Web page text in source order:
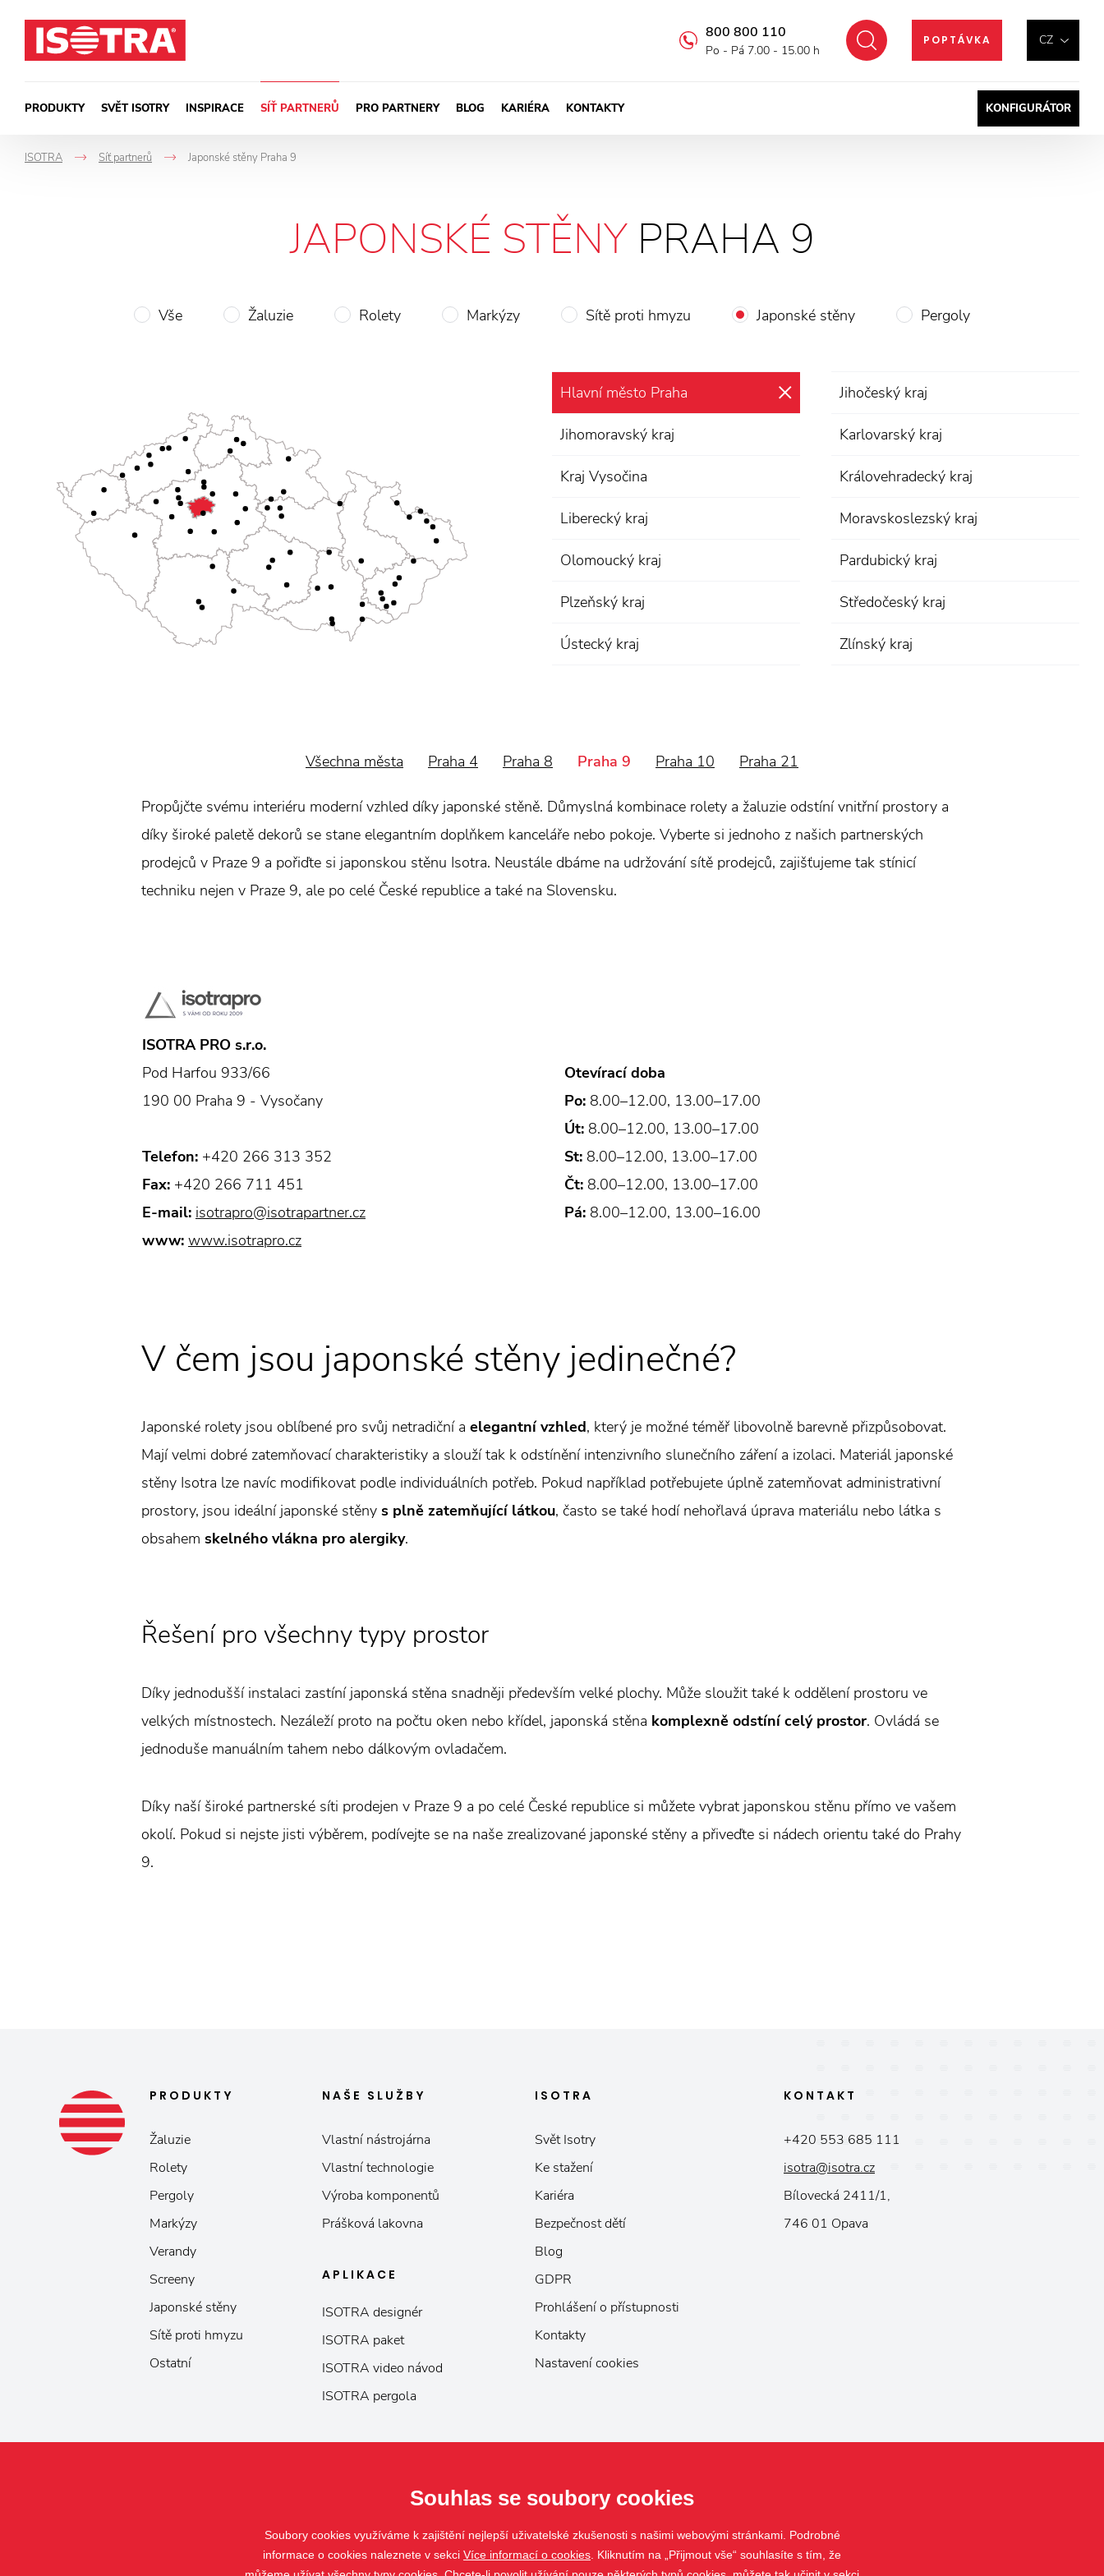
CZ
POPTÁVKA
Hledat
800 800 110
Po - Pá 7.00 - 15.00 h
PRODUKTY SVĚT ISOTRY INSPIRACE SÍŤ PARTNERŮ PRO PARTNERY BLOG KARIÉRA KONTAKTY KONFIGURÁTOR
ISOTRA
->
Síť partnerů
->
Japonské stěny Praha 9
JAPONSKÉ STĚNYPRAHA 9
Vše Žaluzie Rolety Markýzy Sítě proti hmyzu Japonské stěny Pergoly
Hlavní město Praha zrušit výběr
Jihočeský kraj
Jihomoravský kraj Karlovarský kraj
Kraj Vysočina Královehradecký kraj
Liberecký kraj Moravskoslezský kraj
Olomoucký kraj Pardubický kraj
Plzeňský kraj Středočeský kraj
Ústecký kraj Zlínský kraj
Všechna města Praha 4 Praha 8 Praha 9 Praha 10 Praha 21
Propůjčte svému interiéru moderní vzhled díky japonské stěně. Důmyslná kombinace rolety a žaluzie odstíní vnitřní prostory a
díky široké paletě dekorů se stane elegantním doplňkem kanceláře nebo pokoje. Vyberte si jednoho z našich partnerských
prodejců v Praze 9 a pořiďte si japonskou stěnu Isotra. Neustále dbáme na udržování sítě prodejců, zajišťujeme tak stínicí
techniku nejen v Praze 9, ale po celé České republice a také na Slovensku.
ISOTRA PRO s.r.o.
Pod Harfou 933/66
190 00 Praha 9 - Vysočany
Telefon: +420 266 313 352
Fax: +420 266 711 451
E-mail: isotrapro@isotrapartner.cz
www: www.isotrapro.cz
Otevírací doba
Po: 8.00–12.00, 13.00–17.00
Út: 8.00–12.00, 13.00–17.00
St: 8.00–12.00, 13.00–17.00
Čt: 8.00–12.00, 13.00–17.00
Pá: 8.00–12.00, 13.00–16.00
V čem jsou japonské stěny jedinečné?
Japonské rolety jsou oblíbené pro svůj netradiční a elegantní vzhled, který je možné téměř libovolně barevně přizpůsobovat.
Mají velmi dobré zatemňovací charakteristiky a slouží tak k odstínění intenzivního slunečního záření a izolaci. Materiál japonské
stěny Isotra lze navíc modifikovat podle individuálních potřeb. Pokud například potřebujete úplně zatemňovat administrativní
prostory, jsou ideální japonské stěny s plně zatemňující látkou, často se také hodí nehořlavá úprava materiálu nebo látka s
obsahem skelného vlákna pro alergiky.
Řešení pro všechny typy prostor
Díky jednodušší instalaci zastíní japonská stěna snadněji především velké plochy. Může sloužit také k oddělení prostoru ve
velkých místnostech. Nezáleží proto na počtu oken nebo křídel, japonská stěna komplexně odstíní celý prostor. Ovládá se
jednoduše manuálním tahem nebo dálkovým ovladačem.
Díky naší široké partnerské síti prodejen v Praze 9 a po celé České republice si můžete vybrat japonskou stěnu přímo ve vašem
okolí. Pokud si nejste jisti výběrem, podívejte se na naše zrealizované japonské stěny a přiveďte si nádech orientu také do Prahy
9.
PRODUKTY
Žaluzie
Rolety
Pergoly
Markýzy
Verandy
Screeny
Japonské stěny
Sítě proti hmyzu
Ostatní
NAŠE SLUŽBY
Vlastní nástrojárna
Vlastní technologie
Výroba komponentů
Prášková lakovna
APLIKACE
ISOTRA designér
ISOTRA paket
ISOTRA video návod
ISOTRA pergola
ISOTRA
Svět Isotry
Ke stažení
Kariéra
Bezpečnost dětí
Blog
GDPR
Prohlášení o přístupnosti
Kontakty
Nastavení cookies
KONTAKT
+420 553 685 111
isotra@isotra.cz
Bílovecká 2411/1,
746 01 Opava
Souhlas se soubory cookies
Soubory cookies využíváme k zajištění nejlepší uživatelské zkušenosti s našimi webovými stránkami. Podrobné
informace o cookies naleznete v sekci Více informací o cookies . Kliknutím na „Přijmout vše“ souhlasíte s tím, že